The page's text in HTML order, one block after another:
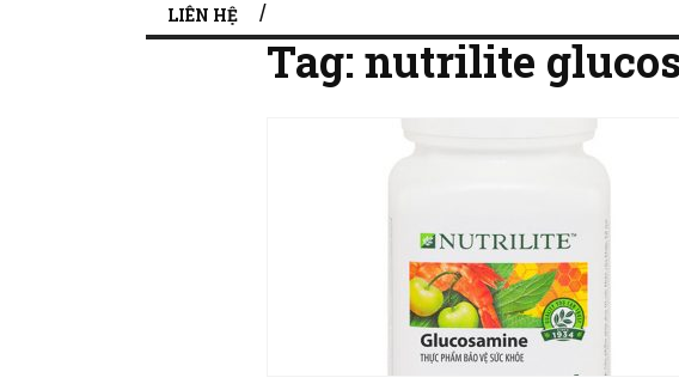
LIÊN HỆ
Tag:nutrilite